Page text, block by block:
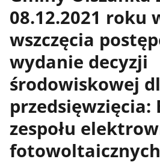
08.12.2021 roku
wszczęcia
wydanie decyzji
środowiskowej
przedsięwzięcia:
zespołu